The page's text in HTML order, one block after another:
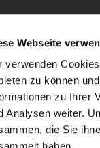
Webseite
verwenden
zu können
zu Ihrer
Analysen weiter.
die Sie